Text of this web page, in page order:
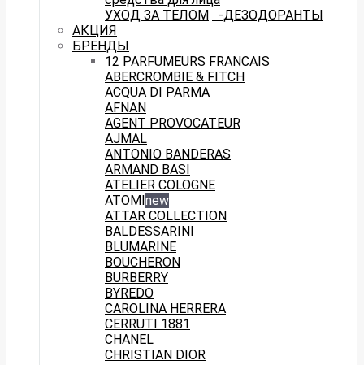
УХОД ЗА ТЕЛОМ
-ДЕЗОДОРАНТЫ
АКЦИЯ
БРЕНДЫ
12 PARFUMEURS FRANCAIS
ABERCROMBIE & FITCH
ACQUA DI PARMA
AFNAN
AGENT PROVOCATEUR
AJMAL
ANTONIO BANDERAS
ARMAND BASI
ATELIER COLOGNE
ATOMI new
ATTAR COLLECTION
BALDESSARINI
BLUMARINE
BOUCHERON
BURBERRY
BYREDO
CAROLINA HERRERA
CERRUTI 1881
CHANEL
CHRISTIAN DIOR